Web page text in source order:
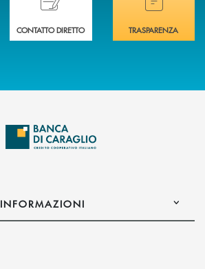
CONTATTO DIRETTO TRASPARENZA
INFORMAZIONI